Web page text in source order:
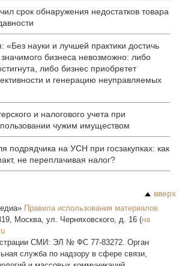
срок обнаружения недостатков товара
«Без науки и лучшей практики достичь
бизнеса невозможно: либо
либо бизнес приобретет
и генерацию неуправляемых
и налогового учета при
чужим имуществом
подрядчика на УСН при госзакупках: как
не переплачивая налог?
вверх
Правила использования материалов
, Москва, ул. Черняховского, д. 16 (на
СМИ: ЭЛ № ФС 77-83272. Орган
служба по надзору в сфере связи,